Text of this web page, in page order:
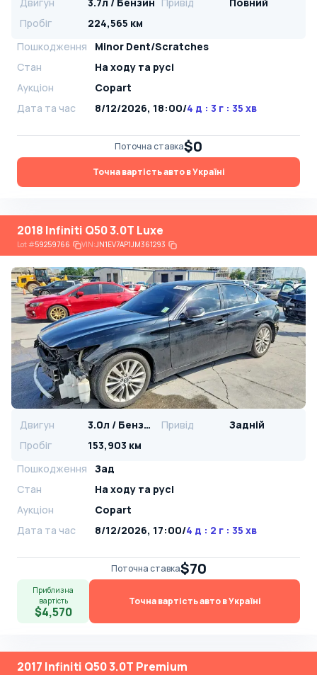
Пробіг
224,565 км
Пошкодження
Minor Dent/Scratches
Стан
На ​​ходу та русі
Аукціон
Copart
Дата та час
8/12/2026, 18:00/4 д : 3 г : 35 хв
Поточна ставка$0
Точна вартість авто в Україні
2018 Infiniti Q50 3.0T Luxe
Lot#59259766 VIN:JN1EV7AP1JM361293
Двигун 3.0л / Бензин Привід
Задній
Пробіг
153,903 км
Пошкодження
Зад
Стан
На ​​ходу та русі
Аукціон
Copart
Дата та час
8/12/2026, 17:00/4 д : 2 г : 35 хв
Поточна ставка$70
Приблизна
вартість
$4,570
Точна вартість авто в Україні
2017 Infiniti Q50 3.0T Premium